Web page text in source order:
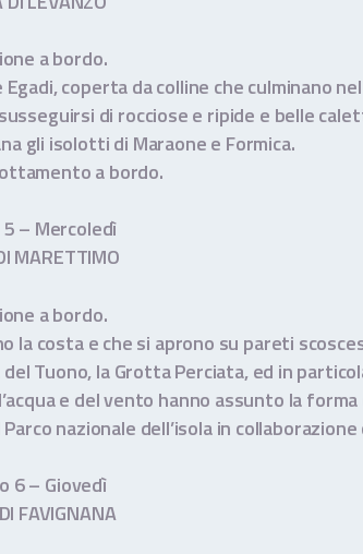
a bordo.
coperta da colline che culminano
di rocciose e ripide e belle
gli isolotti di Maraone e Formica.
a bordo.
– Mercoledì
MARETTIMO
a bordo.
costa e che si aprono su pareti
Tuono, la Grotta Perciata, ed in
e del vento hanno assunto la
nazionale dell’isola in collaborazione
6 – Giovedì
FAVIGNANA